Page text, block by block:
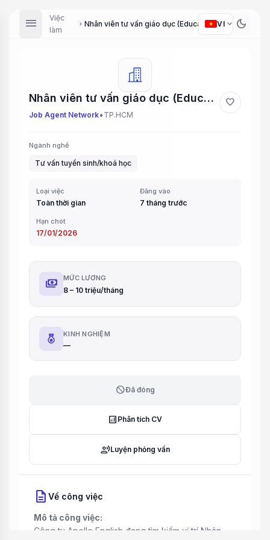
menu
Việc
làm
chevron_right Nhân viên tư vấn giáo dục (Educational Consultant)
VI expand_more dark_mode
Nhân viên tư vấn giáo dục (Educational Consultant)
Job Agent Network• TP.HCM
favorite
Ngành nghề
Tư vấn tuyển sinh/khoá học
Loại việc
Toàn thời gian
Đăng vào
7 tháng trước
Hạn chót
17/01/2026
payments MỨC LƯƠNG
8 – 10 triệu/tháng
KINH NGHIỆM
—
blockĐã đóng
analytics Phân tích CV
record_voice_overLuyện phỏng vấn
description Về công việc
Mô tả công việc:
Công ty Apollo English đang tìm kiếm vị trí Nhân